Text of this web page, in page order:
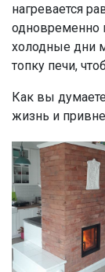
нагревается
одновременно
холодные дни
топку печи,
Как вы
жизнь и